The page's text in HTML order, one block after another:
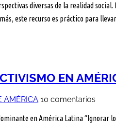
diversas de la realidad
este recurso es práctico para
EN
AMÉRICA 10 comentarios
en América Latina